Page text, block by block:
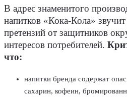
В адрес знаменитого
напитков «Кока-Кола»
претензий от защитников
интересов потребителей.
что:
напитки бренда содержат
сахарин, кофеин,